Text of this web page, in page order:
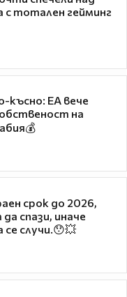
с тотален гейминг
късно: EA вече
на
срок до 2026,
спази, иначе
се случи.😯💥